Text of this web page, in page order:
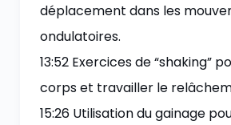
déplacement dans les
ondulatoires.
13:52 Exercices de “shaking”
corps et travailler le
15:26 Utilisation du gainage